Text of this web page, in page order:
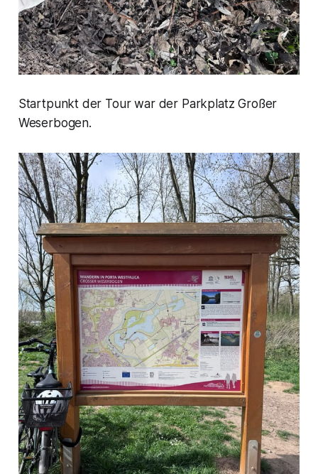
Startpunkt der Tour war der Parkplatz Großer
Weserbogen.